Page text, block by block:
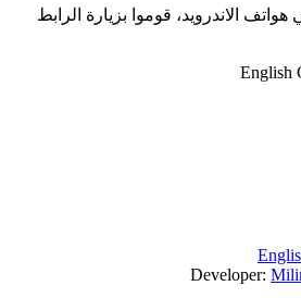
الاندرويد، قوموا بزيارة الرابط
Developer: